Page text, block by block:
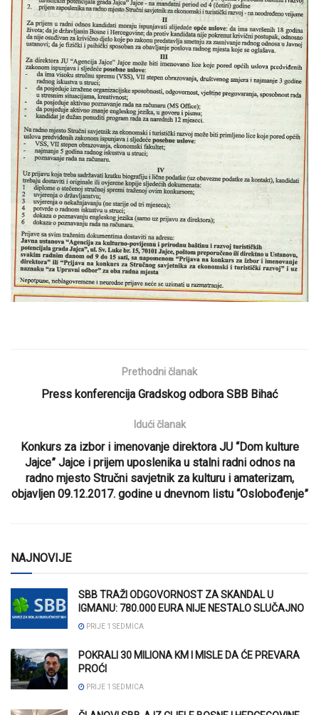
Prethodni članak
Press konferencija Gradskog odbora SBB Bihać
Idući članak
Konkurs za izbor i imenovanje direktora JU “Dom kulture
Jajce” Jajce i prijem uposlenika u stalni radni odnos na
radno mjesto Stručni savjetnik za kulturu i amaterizam,
objavljen 09.12.2017. godine u dnevnom listu “Oslobođenje”
NAJNOVIJE
SBB TRAŽI ODGOVORNOST ZA SKANDAL U
IGMANU: 780.000 EURA NIJE NESTALO SLUČAJNO
PRIJE 1 SEDMICA
POKRALI 30 MILIONA KM I MISLE DA ĆE PREVARA
PROĆI
PRIJE 1 SEDMICA